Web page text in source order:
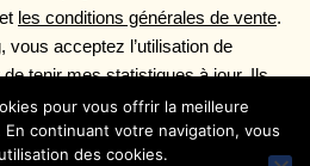
et les conditions générales de vente.
vous acceptez l’utilisation de
tenir mes statistiques à jour. Ils
navigation plus rapide ainsi que
sociaux. Plus d'infos sur
la page Politique de
pour vous offrir la meilleure
continuant votre navigation, vous
des cookies.